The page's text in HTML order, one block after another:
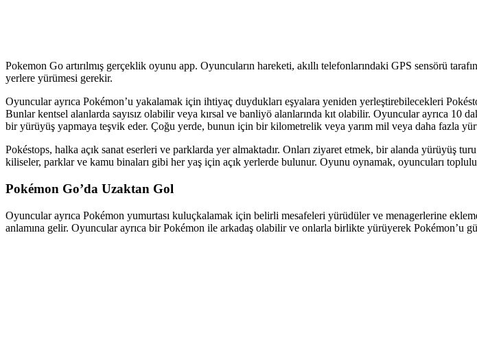
Pokemon Go artırılmış gerçeklik oyunu app. Oyuncuların hareketi, akıllı telefonlarındaki GPS sensörü
yerlere yürümesi gerekir.
Oyuncular ayrıca Pokémon’u yakalamak için ihtiyaç duydukları eşyalara yeniden yerleştirebilecekleri
Bunlar kentsel alanlarda sayısız olabilir veya kırsal ve banliyö alanlarında kıt olabilir. Oyuncular ayrıca
bir yürüyüş yapmaya teşvik eder. Çoğu yerde, bunun için bir kilometrelik veya yarım mil veya daha fazla
Pokéstops, halka açık sanat eserleri ve parklarda yer almaktadır. Onları ziyaret etmek, bir alanda yürüyüş
kiliseler, parklar ve kamu binaları gibi her yaş için açık yerlerde bulunur. Oyunu oynamak, oyuncuları
Pokémon Go’da Uzaktan Gol
Oyuncular ayrıca Pokémon yumurtası kuluçkalamak için belirli mesafeleri yürüdüler ve menagerlerine
anlamına gelir. Oyuncular ayrıca bir Pokémon ile arkadaş olabilir ve onlarla birlikte yürüyerek Pokémon’u